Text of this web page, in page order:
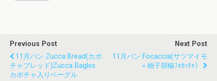
Previous Post
11月パン Zucca Bread(カボ
チャブレッド)zucca Bagles
カボチャ入りベーグル
Next Post
11月パン Focaccia(サツマイモ
＋柚子胡椒ﾌｫｶｯﾁｬ）